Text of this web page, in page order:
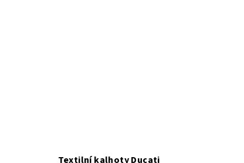
Textilní kalhoty Ducati